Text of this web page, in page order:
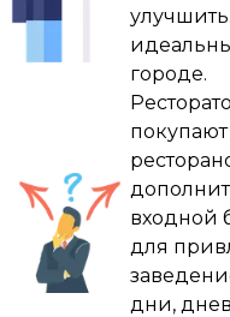
Начинали с 4-5-6
было тяжковато с
опытный
организатор в
главное я не
проводить игры
уверено
солд-аут в зале
обычным ( 150-170
то я мечтал о
P.S. Если бы кто-
случайный
приведет к
поверил. Но вот
городе.
входной
для
дни,